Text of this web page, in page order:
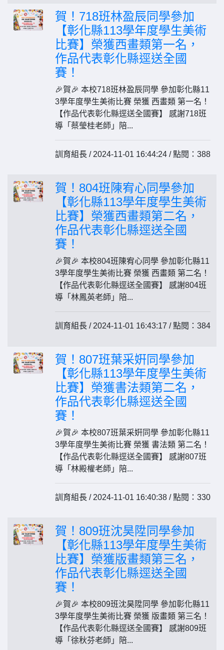
賀！718班林盈辰同學參加
【彰化縣113學年度學生美術
比賽】榮獲西畫類第一名，
作品代表彰化縣逕送全國
賽！
🎉賀🎉 本校718班林盈辰同學 參加彰化縣11
3學年度學生美術比賽 榮獲 西畫類 第一名！
【作品代表彰化縣逕送全國賽】 感謝718班
導「蔡瑩桂老師」陪...
訓育組長 / 2024-11-01 16:44:24 / 點閱：388
賀！804班陳宥心同學參加
【彰化縣113學年度學生美術
比賽】榮獲西畫類第二名，
作品代表彰化縣逕送全國
賽！
🎉賀🎉 本校804班陳宥心同學 參加彰化縣11
3學年度學生美術比賽 榮獲 西畫類 第二名！
【作品代表彰化縣逕送全國賽】 感謝804班
導「林鳳英老師」陪...
訓育組長 / 2024-11-01 16:43:17 / 點閱：384
賀！807班葉采姸同學參加
【彰化縣113學年度學生美術
比賽】榮獲書法類第二名，
作品代表彰化縣逕送全國
賽！
🎉賀🎉 本校807班葉采姸同學 參加彰化縣11
3學年度學生美術比賽 榮獲 書法類 第二名！
【作品代表彰化縣逕送全國賽】 感謝807班
導「林殿權老師」陪...
訓育組長 / 2024-11-01 16:40:38 / 點閱：330
賀！809班沈昊陞同學參加
【彰化縣113學年度學生美術
比賽】榮獲版畫類第三名，
作品代表彰化縣逕送全國
賽！
🎉賀🎉 本校809班沈昊陞同學 參加彰化縣11
3學年度學生美術比賽 榮獲 版畫類 第三名！
【作品代表彰化縣逕送全國賽】 感謝809班
導「徐秋芬老師」陪...